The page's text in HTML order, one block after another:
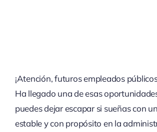
¡Atención, futuros empleados
Ha llegado una de esas
puedes dejar escapar si sueñas con
estable y con propósito en la